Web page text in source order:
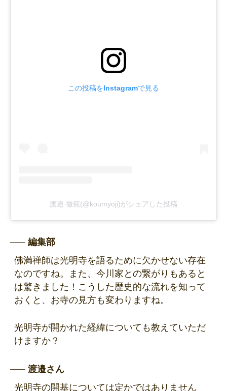
この投稿をInstagramで見る
渡邉 徹範(@koumyoji)がシェアした投稿
編集部
佛満禅師は光明寺を語るために欠かせない存在
なのですね。また、今川家との繋がりもあると
は驚きました！こうした歴史的な流れを知って
おくと、お寺の見方も変わりますね。
光明寺が開かれた経緯についても教えていただ
けますか？
渡邉さん
光明寺の開基については定かではありません